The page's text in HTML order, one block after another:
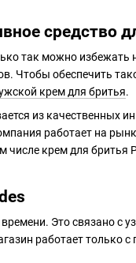
средство
так можно
Чтобы обеспечить
крем для бритья.
из качественных
работает на
крем для бритья
Это связано с
работает только